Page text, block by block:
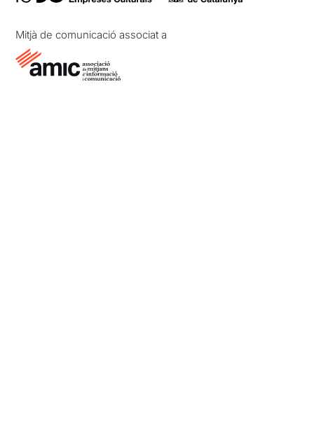
Mitjà de comunicació associat a